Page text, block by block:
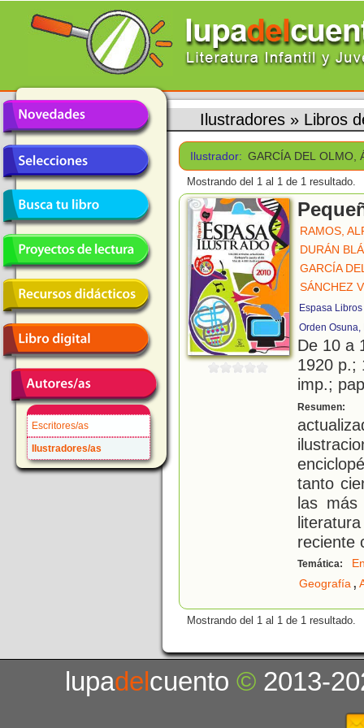
Escritores/as
Ilustradores/as
Ilustradores » Libros
Ilustrador: GARCÍA DEL OLMO,
Mostrando del 1 al 1 de 1 resultado.
RAMOS,
DURÁN
GARCÍA
SÁNCHEZ
Espasa Libros
Orden
De 10 a
1920 p.;
imp.;
Resumen:
tanto
las más
reciente
Temática:
Geografía,
Mostrando del 1 al 1 de 1 resultado.
lupadelcuento© 2013-